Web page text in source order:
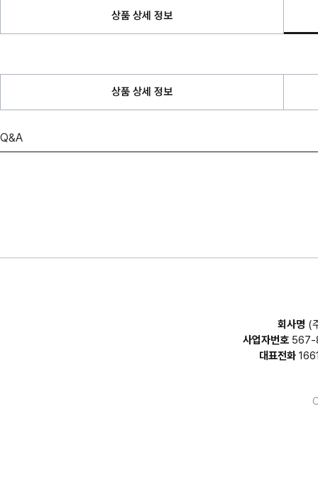
상품 상세 정보
상품 상세 정보
Q&A
회사명 (
사업자번호567-
대표전화